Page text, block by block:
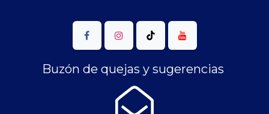
Buzón de quejas y sugerencias